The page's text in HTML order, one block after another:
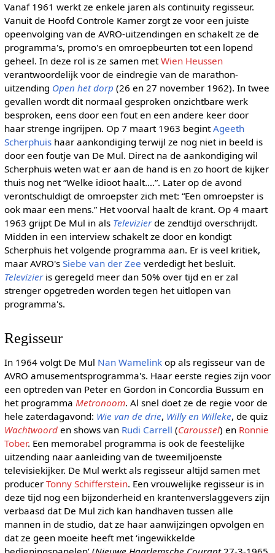
Vanaf 1961 werkt ze enkele jaren als continuity regisseur.
Vanuit de Hoofd Controle Kamer zorgt ze voor een juiste
opeenvolging van de AVRO-uitzendingen en schakelt ze de
programma's, promo's en omroepbeurten tot een lopend
geheel. In deze rol is ze samen metWien Heussen
verantwoordelijk voor de eindregie van de marathon-
uitzending Open het dorp (26 en 27 november 1962). In twee
gevallen wordt dit normaal gesproken onzichtbare werk
besproken, eens door een fout en een andere keer door
haar strenge ingrijpen. Op 7 maart 1963 begintAgeeth
Scherphuishaar aankondiging terwijl ze nog niet in beeld is
door een foutje van De Mul. Direct na de aankondiging wil
Scherphuis weten wat er aan de hand is en zo hoort de kijker
thuis nog net “Welke idioot haalt….”. Later op de avond
verontschuldigt de omroepster zich met: “Een omroepster is
ook maar een mens.” Het voorval haalt de krant. Op 4 maart
1963 grijpt De Mul in als Televizierde zendtijd overschrijdt.
Midden in een interview schakelt ze door en kondigt
Scherphuis het volgende programma aan. Er is veel kritiek,
maar AVRO's Siebe van der Zee verdedigt het besluit.
Televizieris geregeld meer dan 50% over tijd en er zal
strenger opgetreden worden tegen het uitlopen van
programma's.
Regisseur
In 1964 volgt De Mul Nan Wamelinkop als regisseur van de
AVRO amusementsprogramma's. Haar eerste regies zijn voor
een optreden van Peter en Gordon in Concordia Bussum en
het programma Metronoom. Al snel doet ze de regie voor de
hele zaterdagavond: Wie van de drie, Willy en Willeke, de quiz
Wachtwoorden shows van Rudi Carrell (Caroussel) en Ronnie
Tober. Een memorabel programma is ook de feestelijke
uitzending naar aanleiding van de tweemiljoenste
televisiekijker. De Mul werkt als regisseur altijd samen met
producer Tonny Schifferstein. Een vrouwelijke regisseur is in
deze tijd nog een bijzonderheid en krantenverslaggevers zijn
verbaasd dat De Mul zich kan handhaven tussen alle
mannen in de studio, dat ze haar aanwijzingen opvolgen en
dat ze geen moeite heeft met ‘ingewikkelde